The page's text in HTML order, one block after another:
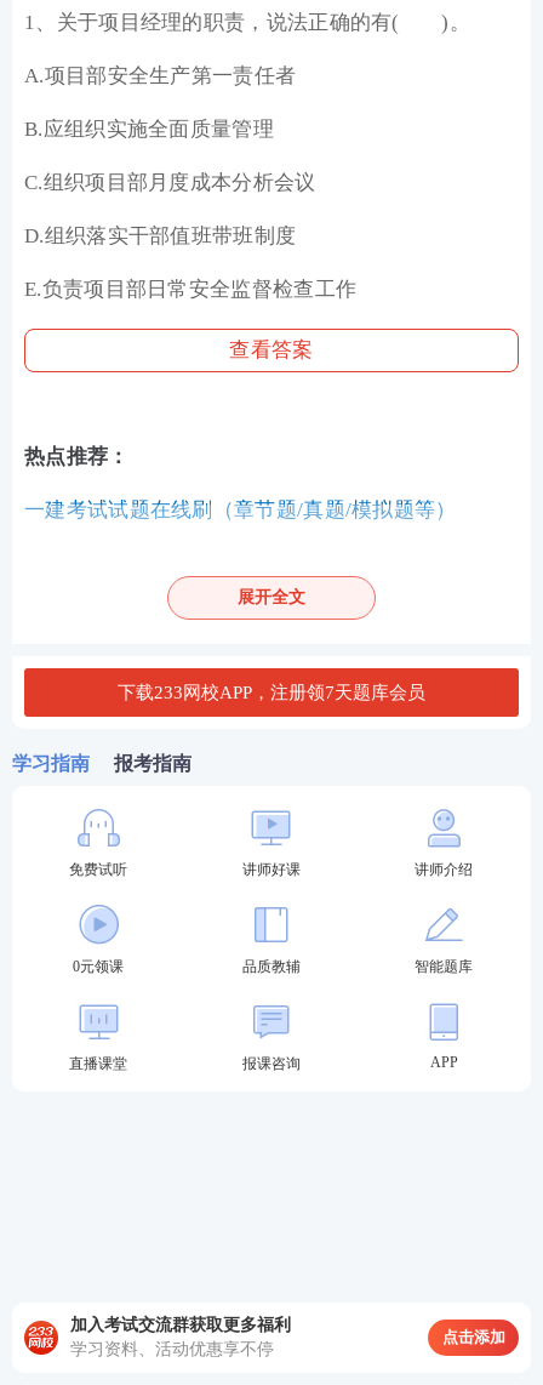
1、关于项目经理的职责，说法正确的有( )。
A.项目部安全生产第一责任者
B.应组织实施全面质量管理
C.组织项目部月度成本分析会议
D.组织落实干部值班带班制度
E.负责项目部日常安全监督检查工作
查看答案
热点推荐：
一建考试试题在线刷（章节题/真题/模拟题等）
一级建造师考点、难点太多记不住？233网校老师带
展开全文
下载233网校APP，注册领7天题库会员
学习指南 报考指南
免费试听 讲师好课 讲师介绍
0元领课 品质教辅 智能题库
直播课堂 报课咨询 APP
加入考试交流群获取更多福利
学习资料、活动优惠享不停
点击添加